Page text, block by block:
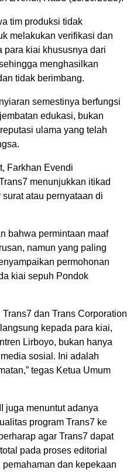
tim produksi tidak
melakukan verifikasi dan
para kiai khususnya dari
menghasilkan
tidak berimbang.
semestinya berfungsi
edukasi, bukan
ulama yang telah
Farkhan Evendi
menunjukkan itikad
atau pernyataan di
bahwa permintaan maaf
namun yang paling
permohonan
kiai sepuh Pondok
dan Trans Corporation
kepada para kiai,
Lirboyo, bukan hanya
sosial. Ini adalah
tegas Ketua Umum
juga menuntut adanya
program Trans7 ke
agar Trans7 dapat
pada proses editorial
dan kepekaan